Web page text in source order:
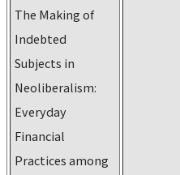
The Making of
Indebted
Subjects in
Neoliberalism:
Everyday
Financial
Practices among